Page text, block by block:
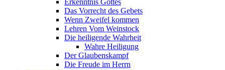
Erkenntnis Gottes
Das Vorrecht des Gebets
Wenn Zweifel kommen
Lehren Vom Weinstock
Die heiligende Wahrheit
Wahre Heiligung
Der Glaubenskampf
Die Freude im Herrn